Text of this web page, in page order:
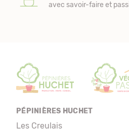
avec savoir-faire et
PÉPINIÈRES HUCHET
Les Creulais